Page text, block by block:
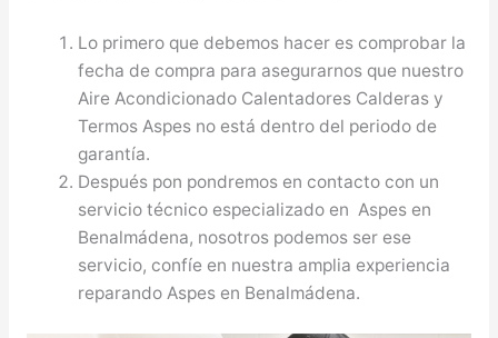
Lo primero que debemos hacer es comprobar la
fecha de compra para asegurarnos que nuestro
Aire Acondicionado Calentadores Calderas y
Termos Aspes no está dentro del periodo de
garantía.
Después pon pondremos en contacto con un
servicio técnico especializado en Aspes en
Benalmádena, nosotros podemos ser ese
servicio, confíe en nuestra amplia experiencia
reparando Aspes en Benalmádena.